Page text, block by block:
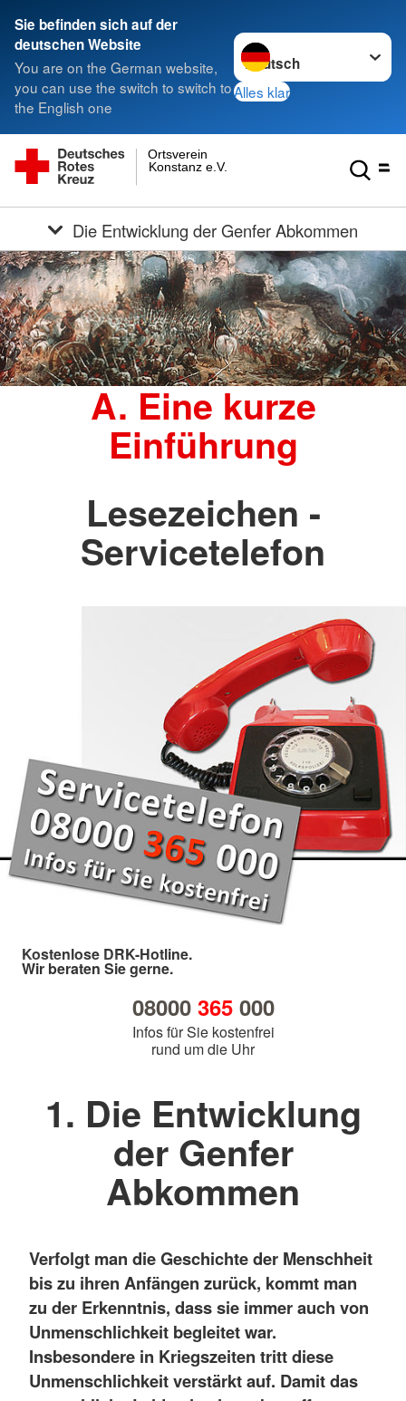
Sie befinden sich auf der
deutschen Website
You are on the German website,
you can use the switch to switch to
the English one
Sprache wechseln zu
Alles klar
Konstanz e.V.
Ortsverein
Die Entwicklung der Genfer Abkommen
A. Eine kurze
Einführung
Lesezeichen -
Servicetelefon
Kostenlose DRK-Hotline.
Wir beraten Sie gerne.
08000 365000
Infos für Sie kostenfrei
rund um die Uhr
1. Die Entwicklung
der Genfer
Abkommen
Verfolgt man die Geschichte der Menschheit
bis zu ihren Anfängen zurück, kommt man
zu der Erkenntnis, dass sie immer auch von
Unmenschlichkeit begleitet war.
Insbesondere in Kriegszeiten tritt diese
Unmenschlichkeit verstärkt auf. Damit das